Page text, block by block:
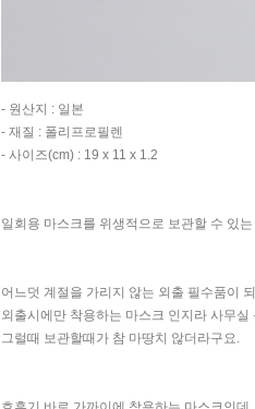
- 원산지 : 일본
- 재질 : 폴리프로필렌
- 사이즈(cm) : 19 x 11 x 1.2
일회용 마스크를 위생적으로 보관할 수 있
어느덧 계절을 가리지 않는 외출 필수품이
외출시에만 착용하는 마스크 인지라 사무
그럴때 보관할때가 참 마땅치 않더라구요.